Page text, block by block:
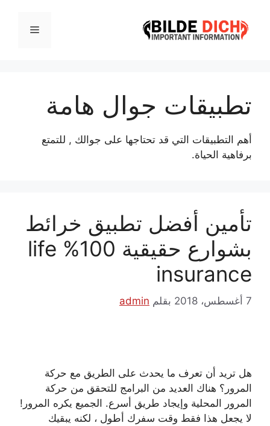
المحتوى
القائمة
تطبيقات جوال هامة
أهم التطبيقات التي قد تحتاجها على جوالك , للتمتع
برفاهية الحياة.
تأمين أفضل تطبيق خرائط
بشوارع حقيقية 100% life
insurance
7 أغسطس، 2018 بقلم admin
هل تريد أن تعرف ما يحدث على الطريق مع حركة
المرور؟ هناك العديد من البرامج للتحقق من حركة
المرور المحلية وإيجاد طريق أسرع. الجميع يكره المرور!
لا يجعل هذا فقط وقت سفرك أطول ، لكنه يبقيك